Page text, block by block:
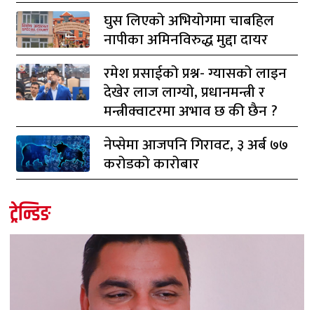
घुस लिएको अभियोगमा चाबहिल
नापीका अमिनविरुद्ध मुद्दा दायर
रमेश प्रसाईको प्रश्न- ग्यासको लाइन
देखेर लाज लाग्यो, प्रधानमन्त्री र
मन्त्रीक्वाटरमा अभाव छ की छैन ?
नेप्सेमा आजपनि गिरावट, ३ अर्ब ७७
करोडको कारोबार
ट्रेन्डिङ